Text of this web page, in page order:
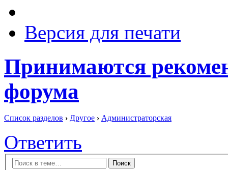
Версия для печати
Принимаются
форума
Список разделов › Другое › Администраторская
Ответить